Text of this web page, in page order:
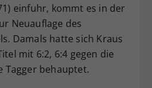
einfuhr, kommt es in der
Neuauflage des
Damals hatte sich Kraus
mit 6:2, 6:4 gegen die
Tagger behauptet.